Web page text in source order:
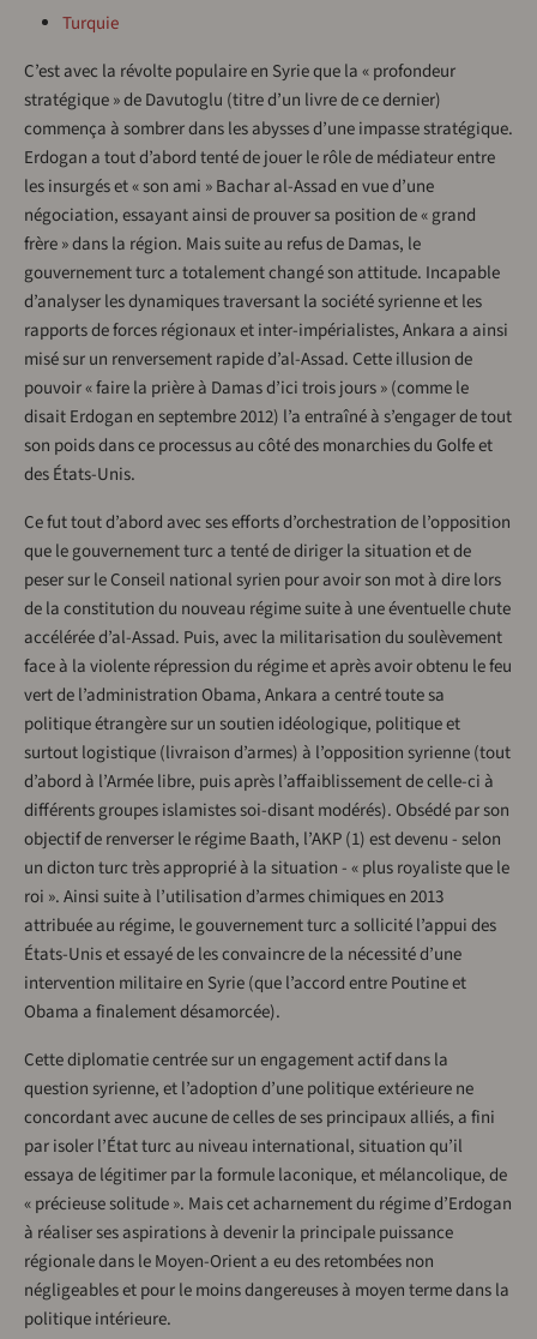
Turquie
C’est avec la révolte populaire en Syrie que la « profondeur
stratégique » de Davutoglu (titre d’un livre de ce dernier)
commença à sombrer dans les abysses d’une impasse stratégique.
Erdogan a tout d’abord tenté de jouer le rôle de médiateur entre
les insurgés et « son ami » Bachar al-Assad en vue d’une
négociation, essayant ainsi de prouver sa position de « grand
frère » dans la région. Mais suite au refus de Damas, le
gouvernement turc a totalement changé son attitude. Incapable
d’analyser les dynamiques traversant la société syrienne et les
rapports de forces régionaux et inter-impérialistes, Ankara a ainsi
misé sur un renversement rapide d’al-Assad. Cette illusion de
pouvoir « faire la prière à Damas d’ici trois jours » (comme le
disait Erdogan en septembre 2012) l’a entraîné à s’engager de tout
son poids dans ce processus au côté des monarchies du Golfe et
des États-Unis.
Ce fut tout d’abord avec ses efforts d’orchestration de l’opposition
que le gouvernement turc a tenté de diriger la situation et de
peser sur le Conseil national syrien pour avoir son mot à dire lors
de la constitution du nouveau régime suite à une éventuelle chute
accélérée d’al-Assad. Puis, avec la militarisation du soulèvement
face à la violente répression du régime et après avoir obtenu le feu
vert de l’administration Obama, Ankara a centré toute sa
politique étrangère sur un soutien idéologique, politique et
surtout logistique (livraison d’armes) à l’opposition syrienne (tout
d’abord à l’Armée libre, puis après l’affaiblissement de celle-ci à
différents groupes islamistes soi-disant modérés). Obsédé par son
objectif de renverser le régime Baath, l’AKP (1) est devenu - selon
un dicton turc très approprié à la situation - « plus royaliste que le
roi ». Ainsi suite à l’utilisation d’armes chimiques en 2013
attribuée au régime, le gouvernement turc a sollicité l’appui des
États-Unis et essayé de les convaincre de la nécessité d’une
intervention militaire en Syrie (que l’accord entre Poutine et
Obama a finalement désamorcée).
Cette diplomatie centrée sur un engagement actif dans la
question syrienne, et l’adoption d’une politique extérieure ne
concordant avec aucune de celles de ses principaux alliés, a fini
par isoler l’État turc au niveau international, situation qu’il
essaya de légitimer par la formule laconique, et mélancolique, de
« précieuse solitude ». Mais cet acharnement du régime d’Erdogan
à réaliser ses aspirations à devenir la principale puissance
régionale dans le Moyen-Orient a eu des retombées non
négligeables et pour le moins dangereuses à moyen terme dans la
politique intérieure.